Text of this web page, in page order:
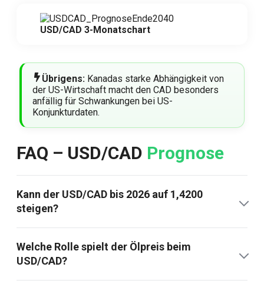
USD/CAD 3-Monatschart
Übrigens: Kanadas starke Abhängigkeit von
der US-Wirtschaft macht den CAD besonders
anfällig für Schwankungen bei US-
Konjunkturdaten.
FAQ – USD/CAD Prognose
Kann der USD/CAD bis 2026 auf 1,4200
steigen?
Welche Rolle spielt der Ölpreis beim
USD/CAD?